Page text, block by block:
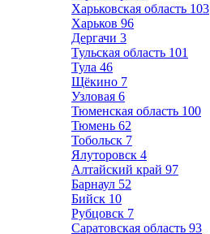
Харьковская область 103
Харьков 96
Дергачи 3
Тульская область 101
Тула 46
Щёкино 7
Узловая 6
Тюменская область 100
Тюмень 62
Тобольск 7
Ялуторовск 4
Алтайский край 97
Барнаул 52
Бийск 10
Рубцовск 7
Саратовская область 93